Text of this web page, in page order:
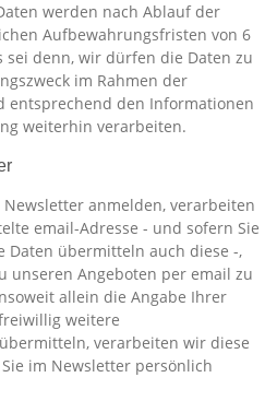
werden nach Ablauf der
Aufbewahrungsfristen von 6
sei denn, wir dürfen die Daten zu
im Rahmen der
entsprechend den Informationen
weiterhin verarbeiten.
anmelden, verarbeiten
email-Adresse - und sofern Sie
Daten übermitteln auch diese -,
unseren Angeboten per email zu
allein die Angabe Ihrer
weitere
verarbeiten wir diese
im Newsletter persönlich